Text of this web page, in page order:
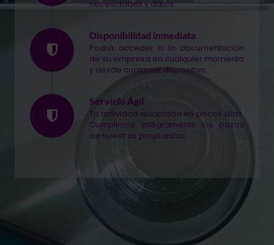
necesidades y datos.
Disponibilidad inmediata
Podrá acceder a la documentación
de su empresa en cualquier momento
y desde cualquier dispositivo.
Servicio Ágil
Tu actividad adaptada en pocos días.
Cumplimos íntegramente los pazos
de nuestras propuestas.